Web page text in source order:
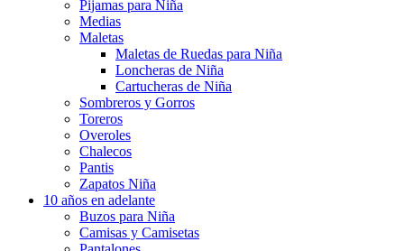
Pijamas para Niña
Medias
Maletas
Maletas de Ruedas para Niña
Loncheras de Niña
Cartucheras de Niña
Sombreros y Gorros
Toreros
Overoles
Chalecos
Pantis
Zapatos Niña
10 años en adelante
Buzos para Niña
Camisas y Camisetas